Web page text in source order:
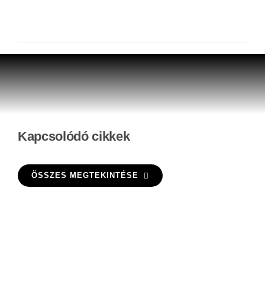
Kapcsolódó cikkek
ÖSSZES MEGTEKINTÉSE